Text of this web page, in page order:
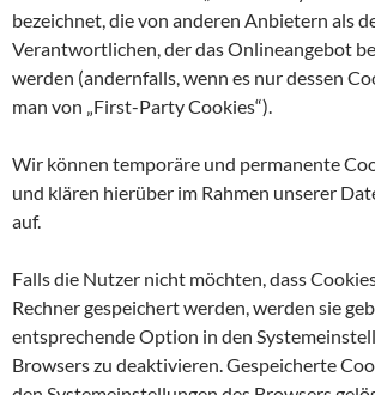
bezeichnet, die von anderen Anbietern als
Verantwortlichen, der das Onlineangebot
werden (andernfalls, wenn es nur dessen
man von „First-Party Cookies“).
Wir können temporäre und permanente
und klären hierüber im Rahmen unserer
auf.
Falls die Nutzer nicht möchten, dass
Rechner gespeichert werden, werden sie
entsprechende Option in den
Browsers zu deaktivieren. Gespeicherte